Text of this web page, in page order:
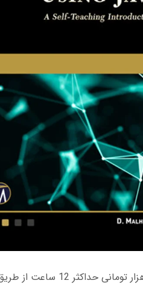
زمان تحویل کتاب های 600 هزار تومانی دانلود فوری از حساب کاربری می باشد، و زمان تحویل